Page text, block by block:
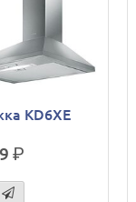
KD6XE
р.